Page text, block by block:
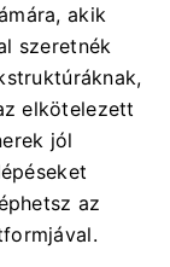
akik
szeretnék
elkötelezett
jól
az